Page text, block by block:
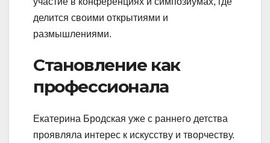
делится своими открытиями и
размышлениями.
Становление как
профессионала
Екатерина Бродская уже с раннего детства
проявляла интерес к искусству и творчеству.